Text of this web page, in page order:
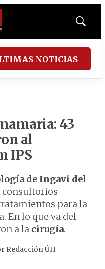
Mostrar
NOTICIAS
43
al
IPS
de Ingavi del
consultorios
para la
En lo que va del
a la cirugía.
Redacción ÚH